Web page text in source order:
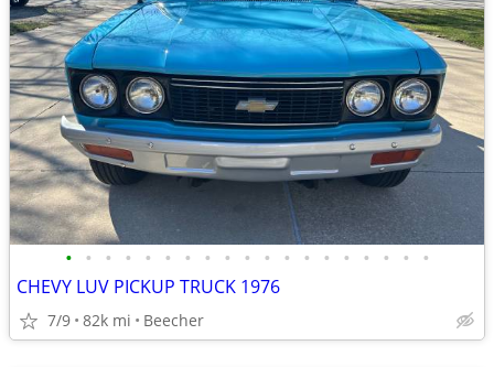
• • • • • • • • • • • • • • • • • • •
CHEVY LUV PICKUP TRUCK 1976
7/9 82k mi Beecher